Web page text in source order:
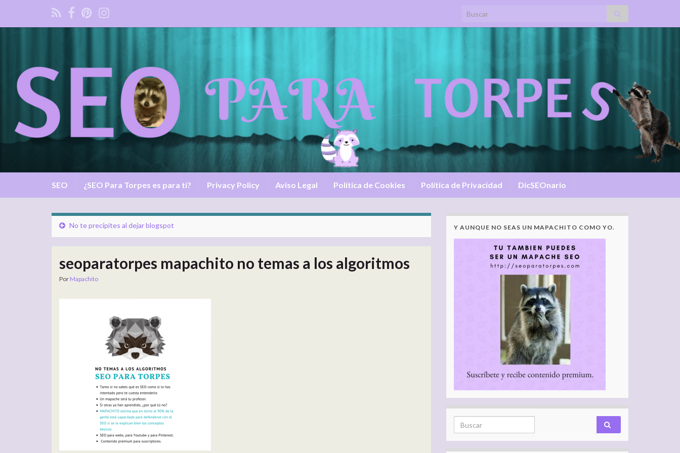
Search for:
SEO ¿SEO Para Torpes es para ti? Privacy Policy Aviso Legal Política de Cookies Política de Privacidad DicSEOnario
No te precipites al dejar blogspot
seoparatorpes mapachito no temas a los algoritmos
Por Mapachito
Y AUNQUE NO SEAS UN MAPACHITO COMO YO.
Search for: